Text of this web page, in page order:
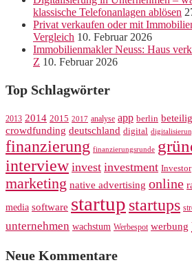
klassische Telefonanlagen ablösen
Privat verkaufen oder mit
Vergleich 10. Februar 2026
Immobilienmakler Neuss: Haus
Z 10. Februar 2026
Top Schlagwörter
2013 2014 2015 2017 analyse app berlin
crowdfunding deutschland digital
finanzierung finanzierungsrunde
interview invest investment Investor
marketing native advertising online
media software startup startups
unternehmen wachstum Werbespot werbung
Neue Kommentare